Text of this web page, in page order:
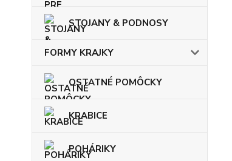
STOJANY & PODNOSY
FORMY KRAJKY
OSTATNÉ POMÔCKY
KRABICE
POHÁRIKY